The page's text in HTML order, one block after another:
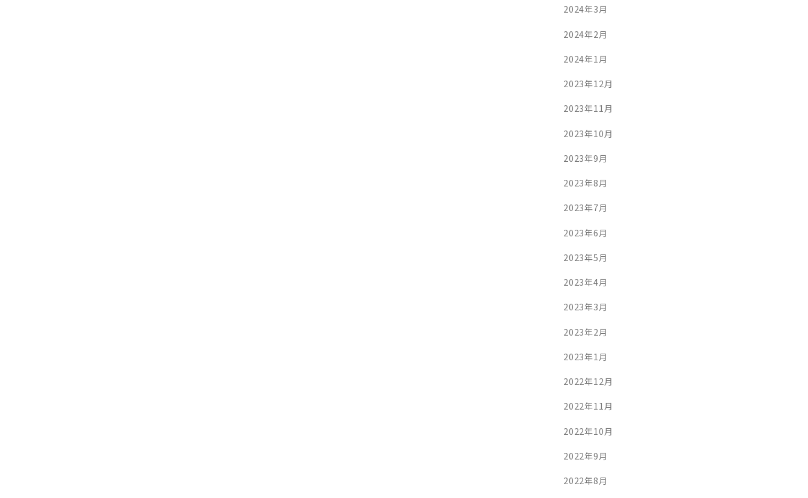
2024年3月
2024年2月
2024年1月
2023年12月
2023年11月
2023年10月
2023年9月
2023年8月
2023年7月
2023年6月
2023年5月
2023年4月
2023年3月
2023年2月
2023年1月
2022年12月
2022年11月
2022年10月
2022年9月
2022年8月